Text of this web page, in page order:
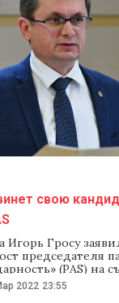
свою
Гросу
председателя
(PAS) на
мае. Об этом он
на телеканале
2022 23:55